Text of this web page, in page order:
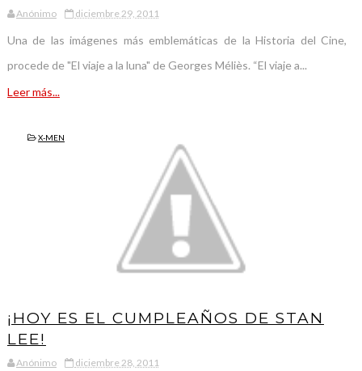
Anónimo diciembre 29, 2011
Una de las imágenes más emblemáticas de la Historia del Cine,
procede de "El viaje a la luna" de Georges Méliès. “El viaje a...
Leer más...
X-MEN
¡HOY ES EL CUMPLEAÑOS DE STAN
LEE!
Anónimo diciembre 28, 2011